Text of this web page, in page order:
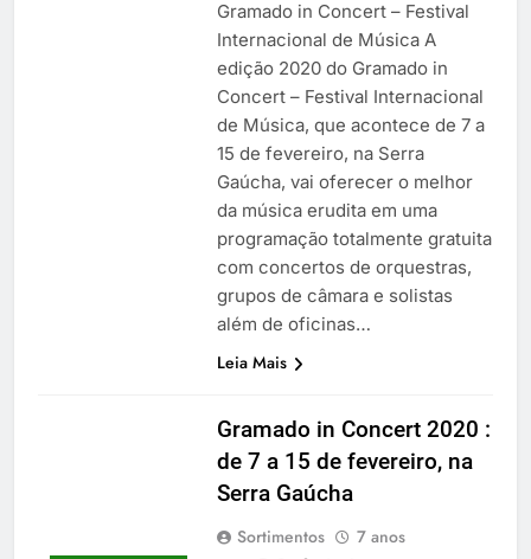
Gramado in Concert – Festival
Internacional de Música A
edição 2020 do Gramado in
Concert – Festival Internacional
de Música, que acontece de 7 a
15 de fevereiro, na Serra
Gaúcha, vai oferecer o melhor
da música erudita em uma
programação totalmente gratuita
com concertos de orquestras,
grupos de câmara e solistas
além de oficinas…
Leia Mais
Gramado in Concert 2020 :
de 7 a 15 de fevereiro, na
Serra Gaúcha
Sortimentos
7 anos